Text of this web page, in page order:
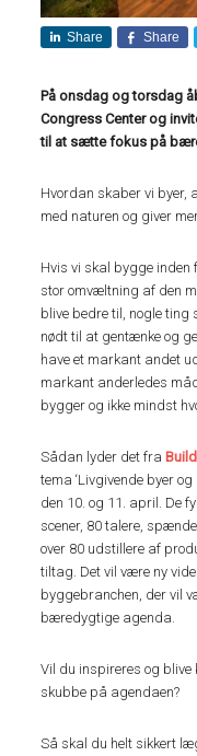
Share Share
På onsdag og torsdag
Congress Center og
til at sætte fokus på
Hvordan skaber vi byer,
med naturen og giver
Hvis vi skal bygge
stor omvæltning af den
blive bedre til, nogle ting
nødt til at gentænke og
have et markant andet
markant anderledes
bygger og ikke mindst
Sådan lyder det fra
tema ‘Livgivende byer
den 10. og 11. april. De
scener, 80 talere,
over 80 udstillere af
tiltag. Det vil være ny
byggebranchen, der vil
bæredygtige agenda.
Vil du inspireres og blive
skubbe på agendaen?
Så skal du helt sikkert